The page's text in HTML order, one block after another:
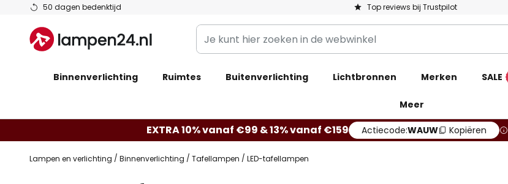
50 dagen bedenktijd Top reviews bij Trustpilot
Ga
de
inhoud
Je
kunt
zoeken
webwinkel
Binnenverlichting Ruimtes Buitenverlichting Lichtbronnen Merken SALE
Meer
EXTRA 10% vanaf €99 & 13% vanaf €159 Actiecode:WAUW Kopiëren
Lampen en verlichting Binnenverlichting Tafellampen LED-tafellampen